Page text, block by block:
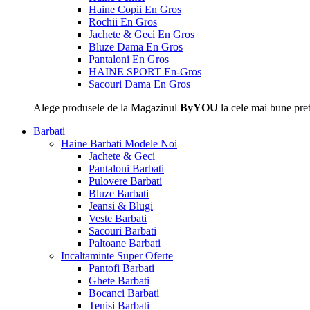
Haine Copii En Gros
Rochii En Gros
Jachete & Geci En Gros
Bluze Dama En Gros
Pantaloni En Gros
HAINE SPORT En-Gros
Sacouri Dama En Gros
Alege produsele de la Magazinul ByYOU la cele mai bune
Barbati
Haine Barbati Modele Noi
Jachete & Geci
Pantaloni Barbati
Pulovere Barbati
Bluze Barbati
Jeansi & Blugi
Veste Barbati
Sacouri Barbati
Paltoane Barbati
Incaltaminte Super Oferte
Pantofi Barbati
Ghete Barbati
Bocanci Barbati
Tenisi Barbati